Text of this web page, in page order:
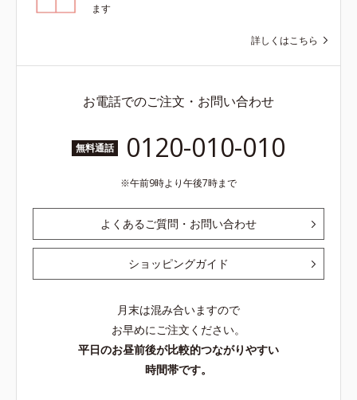
ます
詳しくはこちら
お電話でのご注文・お問い合わせ
無料通話 0120-010-010
午前9時より午後7時まで
よくあるご質問・お問い合わせ
ショッピングガイド
月末は混み合いますので
お早めにご注文ください。
平日のお昼前後が比較的つながりやすい
時間帯です。